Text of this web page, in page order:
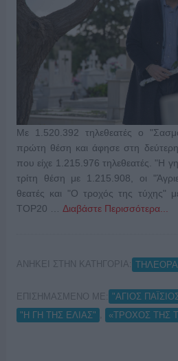
Με 1.520.392 τηλεθεατές ο
πρώτη θέση και άφησε στη δεύτερη
που είχε 1.215.976 τηλεθεατές. "Η
τρίτη θέση με 1.215.908, οι
θεατές και "Ο τροχός της τύχης"
TOP20 … Διαβάστε Περισσότερα...
ΑΝΗΚΕΙ ΣΤΗΝ ΚΑΤΗΓΟΡΙΑ:
ΕΠΙΣΗΜΑΣΜΕΝΟ ΜΕ: "ΑΓΙΟΣ
"Η ΓΗ ΤΗΣ ΕΛΙΑΣ"
«ΤΡΟΧΟΣ ΤΗΣ